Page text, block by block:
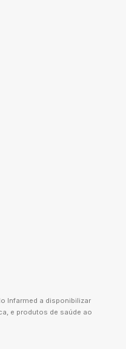
Infarmed a disponibilizar
e produtos de saúde ao